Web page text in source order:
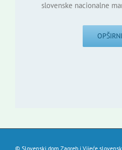
slovenske nacionalne
© Slovenski dom Zagreb i Vijeće